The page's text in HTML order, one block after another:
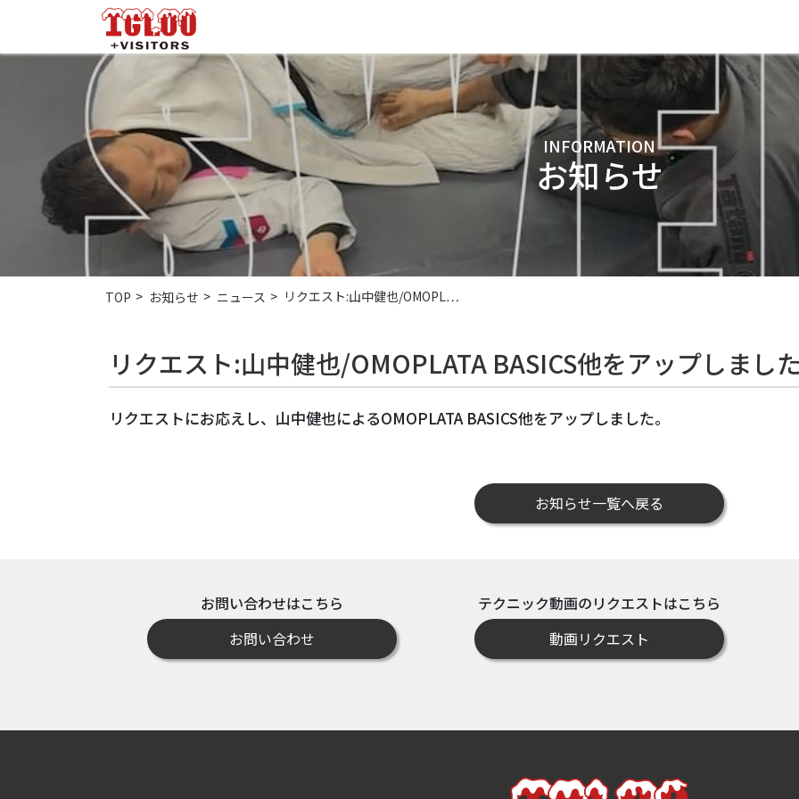
INFORMATION
お知らせ
TOP お知らせ ニュース リクエスト:山中健也/OMOPL…
リクエスト:山中健也/OMOPLATA BASICS他をアップしまし
リクエストにお応えし、山中健也によるOMOPLATA BASICS他をアップしました。
お知らせ一覧へ戻る
お問い合わせはこちら
お問い合わせ
テクニック動画のリクエストはこちら
動画リクエスト